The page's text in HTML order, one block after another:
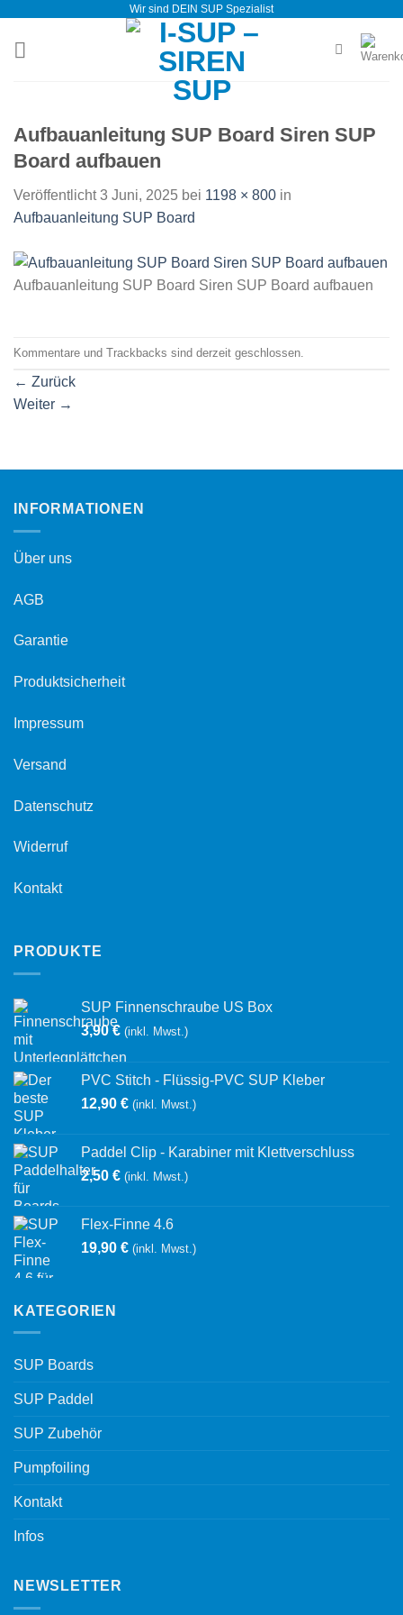
springen
Wir sind DEIN SUP Spezialist
Aufbauanleitung SUP Board Siren SUP
Board aufbauen
Veröffentlicht3 Juni, 2025 bei 1198 × 800 in
Aufbauanleitung SUP Board
Aufbauanleitung SUP Board Siren SUP Board aufbauen
Kommentare und Trackbacks sind derzeit geschlossen.
← Zurück
Weiter →
INFORMATIONEN
Über uns
AGB
Garantie
Produktsicherheit
Impressum
Versand
Datenschutz
Widerruf
Kontakt
PRODUKTE
SUP Finnenschraube US Box
3,90€ (inkl. Mwst.)
PVC Stitch - Flüssig-PVC SUP Kleber
12,90 € (inkl. Mwst.)
Paddel Clip - Karabiner mit Klettverschluss
2,50 € (inkl. Mwst.)
Flex-Finne 4.6
19,90 € (inkl. Mwst.)
KATEGORIEN
SUP Boards
SUP Paddel
SUP Zubehör
Pumpfoiling
Kontakt
Infos
NEWSLETTER